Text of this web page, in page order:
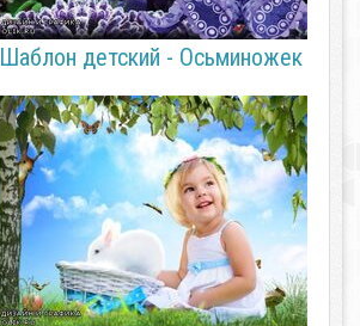
Шаблон детский - Осьминожек